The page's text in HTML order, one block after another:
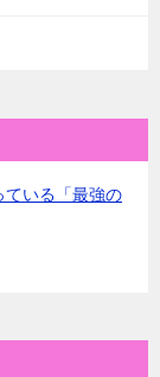
ている「最強の